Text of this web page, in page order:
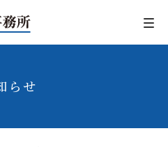
らせ